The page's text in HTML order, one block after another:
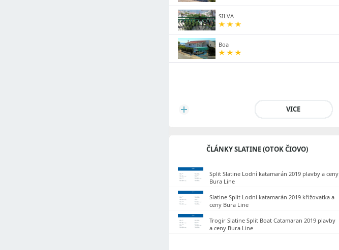
SILVA
Boa
VICE
ČLÁNKY SLATINE (OTOK ČIOVO)
Split Slatine Lodní katamarán 2019 plavby a ceny
Bura Line
Slatine Split Lodní katamarán 2019 křižovatka a
ceny Bura Line
Trogir Slatine Split Boat Catamaran 2019 plavby
a ceny Bura Line